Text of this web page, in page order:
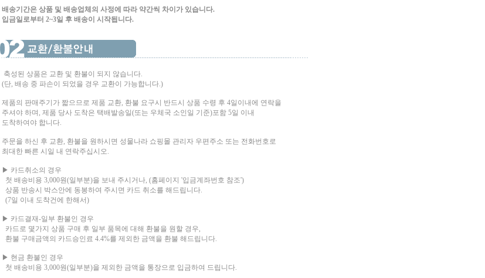
배송기간은 상품 및 배송업체의 사정에 따라 약간씩 차이가 있습니다.
입금일로부터 2~3일 후 배송이 시작됩니다.
축성된 상품은 교환 및 환불이 되지 않습니다.
(단, 배송 중 파손이 되었을 경우 교환이 가능합니다.)
제품의 판매주기가 짧으므로 제품 교환, 환불 요구시 반드시 상품 수령 후 4일이내에 연락을
주셔야 하며, 제품 당사 도착은 택배발송일(또는 우체국 소인일 기준)포함 5일 이내
도착하여야 합니다.
주문을 하신 후 교환, 환불을 원하시면 성물나라 쇼핑몰 관리자 우편주소 또는 전화번호로
최대한 빠른 시일 내 연락주십시오.
▶ 카드취소의 경우
첫 배송비용 3,000원(일부분)을 보내 주시거나, (홈페이지 '입금계좌번호 참조')
상품 반송시 박스안에 동봉하여 주시면 카드 취소를 해드립니다.
(7일 이내 도착건에 한해서)
▶ 카드결재-일부 환불인 경우
카드로 몇가지 상품 구매 후 일부 품목에 대해 환불을 원할 경우,
환불 구매금액의 카드승인료 4.4%를 제외한 금액을 환불 해드립니다.
▶ 현금 환불인 경우
첫 배송비용 3,000원(일부분)을 제외한 금액을 통장으로 입금하여 드립니다.